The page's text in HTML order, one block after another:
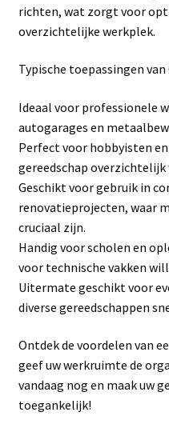
Contact
My account
Over Ons
Overzicht
Privacybeleid
Retourbeleid
Videos
Winkelwagen
richten, wat zorgt voor
overzichtelijke werkplek.
Typische toepassingen van
Ideaal voor professionele
autogarages en
Perfect voor hobbyisten
gereedschap
Geschikt voor gebruik in
renovatieprojecten, waar
cruciaal zijn.
Handig voor scholen en
voor technische vakken
Uitermate geschikt voor
diverse gereedschappen
Ontdek de voordelen van
geef uw werkruimte de
vandaag nog en maak uw
toegankelijk!